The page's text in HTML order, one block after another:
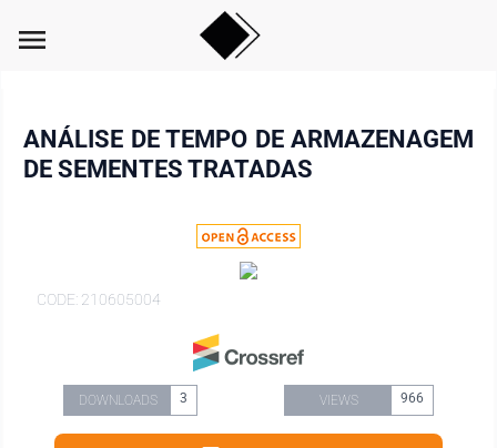
menu
ANÁLISE DE TEMPO DE ARMAZENAGEM
DE SEMENTES TRATADAS
CODE: 210605004
DOWNLOADS 3 VIEWS 966